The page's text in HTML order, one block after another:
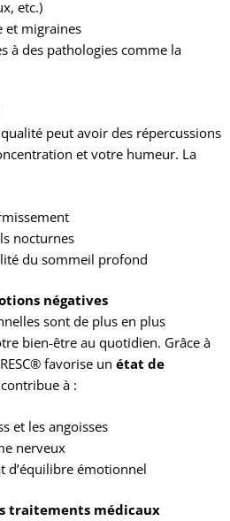
etc.)
et migraines
à des pathologies comme la
peut avoir des répercussions
et votre humeur. La
nocturnes
du sommeil profond
négatives
sont de plus en plus
bien-être au quotidien. Grâce à
favorise un état de
à :
et les angoisses
nerveux
d’équilibre émotionnel
traitements médicaux